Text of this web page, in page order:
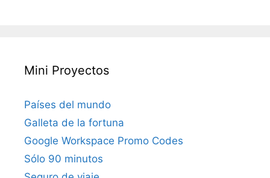
Mini Proyectos
Países del mundo
Galleta de la fortuna
Google Workspace Promo Codes
Sólo 90 minutos